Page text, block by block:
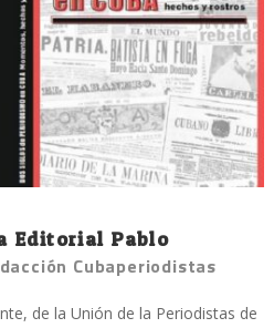
Editorial Pablo
Cubaperiodistas
de la Unión de la Periodistas de